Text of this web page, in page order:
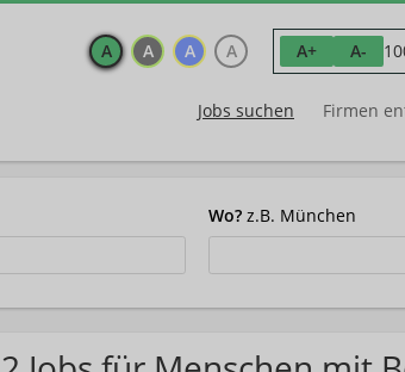
A A A A A+ A-
Jobs suchen Firmen
Wo? z.B. München